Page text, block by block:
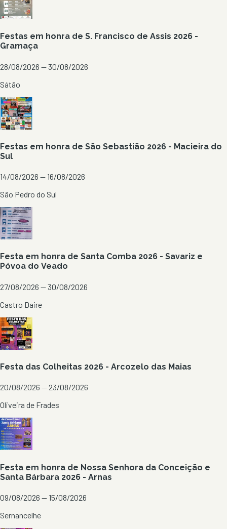
Festas em honra de S. Francisco de Assis 2026 -
Gramaça
28/08/2026 — 30/08/2026
Sátão
Festas em honra de São Sebastião 2026 - Macieira do
Sul
14/08/2026 — 16/08/2026
São Pedro do Sul
Festa em honra de Santa Comba 2026 - Savariz e
Póvoa do Veado
27/08/2026 — 30/08/2026
Castro Daire
Festa das Colheitas 2026 - Arcozelo das Maias
20/08/2026 — 23/08/2026
Oliveira de Frades
Festa em honra de Nossa Senhora da Conceição e
Santa Bárbara 2026 - Arnas
09/08/2026 — 15/08/2026
Sernancelhe